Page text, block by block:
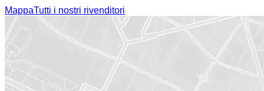
MappaTutti i nostri rivenditori